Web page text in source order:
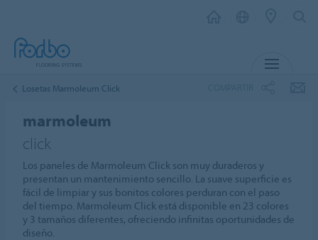
Losetas Marmoleum Click
marmoleum
click
Los paneles de Marmoleum Click son muy duraderos y
presentan un mantenimiento sencillo. La suave superficie es
fácil de limpiar y sus bonitos colores perduran con el paso
del tiempo. Marmoleum Click está disponible en 23 colores
y 3 tamaños diferentes, ofreciendo infinitas oportunidades de
diseño.